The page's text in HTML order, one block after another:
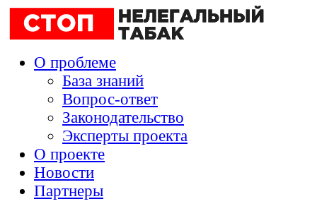
О проблеме
База знаний
Вопрос-ответ
Законодательство
Эксперты проекта
О проекте
Новости
Партнеры